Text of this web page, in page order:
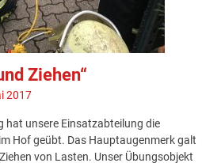
Ziehen“
2017
hat unsere Einsatzabteilung die
Hof geübt. Das Hauptaugenmerk galt
von Lasten. Unser Übungsobjekt